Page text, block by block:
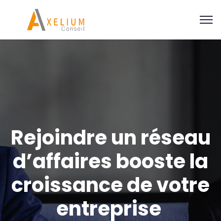
Rejoindre un réseau
d’affaires booste la
croissance de votre
entreprise